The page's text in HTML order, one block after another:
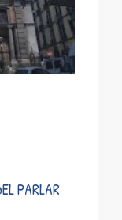
PARLAR